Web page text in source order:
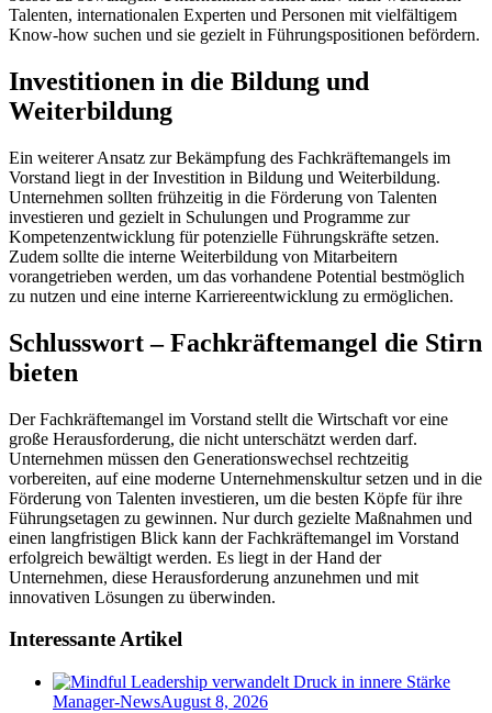
Talenten, internationalen Experten und Personen mit vielfältigem
Know-how suchen und sie gezielt in Führungspositionen befördern.
Investitionen in die Bildung und
Weiterbildung
Ein weiterer Ansatz zur Bekämpfung des Fachkräftemangels im
Vorstand liegt in der Investition in Bildung und Weiterbildung.
Unternehmen sollten frühzeitig in die Förderung von Talenten
investieren und gezielt in Schulungen und Programme zur
Kompetenzentwicklung für potenzielle Führungskräfte setzen.
Zudem sollte die interne Weiterbildung von Mitarbeitern
vorangetrieben werden, um das vorhandene Potential bestmöglich
zu nutzen und eine interne Karriereentwicklung zu ermöglichen.
Schlusswort – Fachkräftemangel die Stirn
bieten
Der Fachkräftemangel im Vorstand stellt die Wirtschaft vor eine
große Herausforderung, die nicht unterschätzt werden darf.
Unternehmen müssen den Generationswechsel rechtzeitig
vorbereiten, auf eine moderne Unternehmenskultur setzen und in die
Förderung von Talenten investieren, um die besten Köpfe für ihre
Führungsetagen zu gewinnen. Nur durch gezielte Maßnahmen und
einen langfristigen Blick kann der Fachkräftemangel im Vorstand
erfolgreich bewältigt werden. Es liegt in der Hand der
Unternehmen, diese Herausforderung anzunehmen und mit
innovativen Lösungen zu überwinden.
Interessante Artikel
Manager-NewsAugust 8, 2026